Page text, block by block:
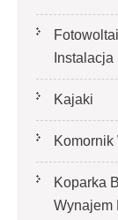
Kajaki
Komornik
Koparka
Wynajem